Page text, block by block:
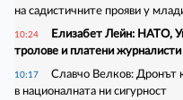
на садистичните прояви у
10:24
Елизабет Лейн: НАТО,
тролове и платени журналисти
10:17
Славчо Велков: Дронът
в националната ни сигурност